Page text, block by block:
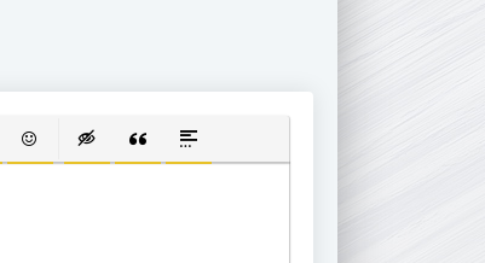
СПИСОК
ССЫЛКУЗАЩИЩЕННУЮ ССЫЛКУ
ВСТАВИТЬ СМАЙЛИК
ВСТАВКА СКРЫТОГО ТЕКСТА
ВСТАВКА ЦИТАТЫ
ВСТАВКА СПОЙЛЕРА